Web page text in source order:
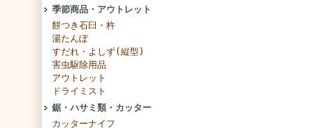
季節商品・アウトレット
餅つき石臼・杵
湯たんぽ
すだれ・よしず(縦型)
害虫駆除用品
アウトレット
ドライミスト
鋸・ハサミ類・カッター
カッターナイフ